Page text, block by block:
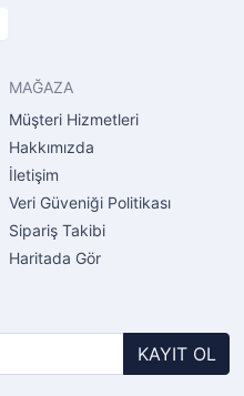
MAĞAZA
Müşteri Hizmetleri
Hakkımızda
İletişim
Veri Güveniği Politikası
Sipariş Takibi
Haritada Gör
KAYIT OL